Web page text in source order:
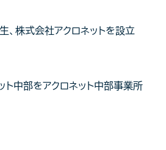
、株式会社アクロネットを設立
ト中部をアクロネット中部事業所